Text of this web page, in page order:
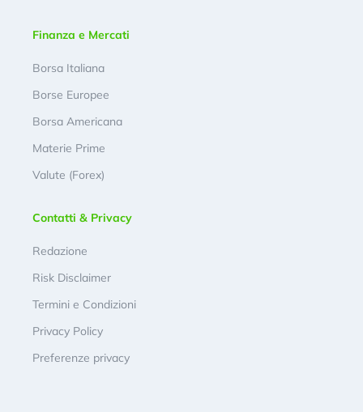
Finanza e Mercati
Borsa Italiana
Borse Europee
Borsa Americana
Materie Prime
Valute (Forex)
Contatti & Privacy
Redazione
Risk Disclaimer
Termini e Condizioni
Privacy Policy
Preferenze privacy